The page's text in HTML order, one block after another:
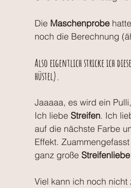
Die Maschenprobe
noch die Berechnung
Also eigentlich stricke ich
hüstel).
Jaaaaa, es wird ein
Ich liebe Streifen. Ich
auf die nächste Farbe
Effekt.
ganz große Streifenliebe
Viel kann ich noch